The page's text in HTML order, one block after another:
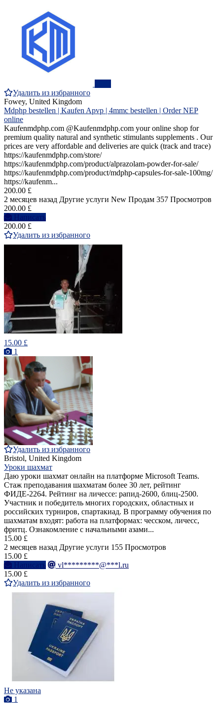
Удалить из избранного
Fowey, United Kingdom
Mdphp bestellen | Kaufen Apvp | 4mmc bestellen | Order NEP
online
Kaufenmdphp.com @Kaufenmdphp.com your online shop for
premium quality natural and synthetic stimulants supplements . Our
prices are very affordable and deliveries are quick (track and trace)
https://kaufenmdphp.com/store/
https://kaufenmdphp.com/product/alprazolam-powder-for-sale/
https://kaufenmdphp.com/product/mdphp-capsules-for-sale-100mg/
https://kaufenm...
200.00 £
2 месяцев назад Другие услуги New Продам 357 Просмотров
200.00 £
Написать
200.00 £
Удалить из избранного
15.00 £
1
Удалить из избранного
Bristol, United Kingdom
Уроки шахмат
Даю уроки шахмат онлайн на платформе Microsoft Teams.
Стаж преподавания шахматам более 30 лет, рейтинг
ФИДЕ-2264. Рейтинг на личессе: рапид-2600, блиц-2500.
Участник и победитель многих городских, областных и
российских турниров, спартакиад. В программу обучения по
шахматам входят: работа на платформах: чесском, личесс,
фритц. Ознакомление с начальными азами...
15.00 £
2 месяцев назад Другие услуги 155 Просмотров
15.00 £
Написать
vl*********@***l.ru
15.00 £
Удалить из избранного
Не указана
1